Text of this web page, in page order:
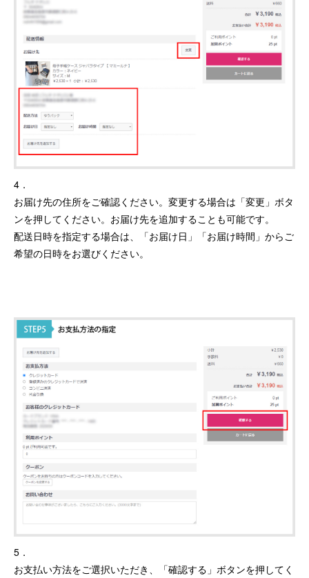
4．
お届け先の住所をご確認ください。変更する場合は「変更」ボタ
ンを押してください。お届け先を追加することも可能です。
配送日時を指定する場合は、「お届け日」「お届け時間」からご
希望の日時をお選びください。
5．
お支払い方法をご選択いただき、「確認する」ボタンを押してく